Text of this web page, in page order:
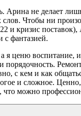
Арина не делает
Чтобы ни
и кризис
с фантазией.
я ценю воспитание,
порядочность.
с кем и как
и сложное. Ценно,
что можно